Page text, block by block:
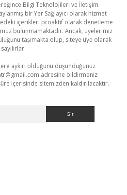
Bilgi Teknolojileri ve İletişim
bir Yer Sağlayıcı olarak hizmet
içerikleri proaktif olarak denetleme
bulunmamaktadır. Ancak, üyelerimiz
taşımakta olup, siteye üye olarak
aykırı olduğunu düşündüğünüz
adresine bildirmeniz
içerisinde sitemizden kaldırılacaktır.